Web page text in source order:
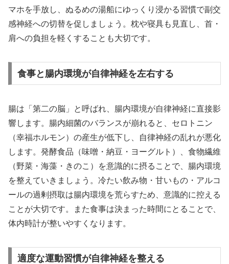
マホを手放し、ぬるめの湯船にゆっくり浸かる習慣で副交
感神経への切替を促しましょう。枕や寝具も見直し、首・
肩への負担を軽くすることも大切です。
食事と腸内環境が自律神経を左右する
腸は「第二の脳」と呼ばれ、腸内環境が自律神経に直接影
響します。腸内細菌のバランスが崩れると、セロトニン
（幸福ホルモン）の産生が低下し、自律神経の乱れが悪化
します。発酵食品（味噌・納豆・ヨーグルト）、食物繊維
（野菜・海藻・きのこ）を意識的に摂ることで、腸内環境
を整えていきましょう。冷たい飲み物・甘いもの・アルコ
ールの過剰摂取は腸内環境を荒らすため、意識的に控える
ことが大切です。また食事は決まった時間にとることで、
体内時計が整いやすくなります。
適度な運動習慣が自律神経を整える